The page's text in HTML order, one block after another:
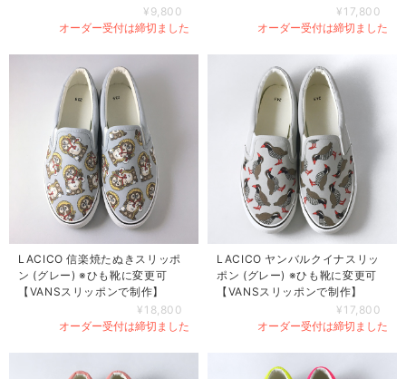
¥9,800
オーダー受付は締切ました
¥17,800
オーダー受付は締切ました
LACICO 信楽焼たぬきスリッポ
ン (グレー) ※ひも靴に変更可
【VANSスリッポンで制作】
¥18,800
オーダー受付は締切ました
LACICO ヤンバルクイナスリッ
ポン (グレー) ※ひも靴に変更可
【VANSスリッポンで制作】
¥17,800
オーダー受付は締切ました